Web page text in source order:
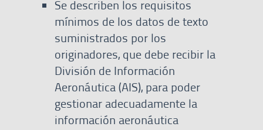
Se describen los requisitos
mínimos de los datos de texto
suministrados por los
originadores, que debe recibir la
División de Información
Aeronáutica (AIS), para poder
gestionar adecuadamente la
información aeronáutica